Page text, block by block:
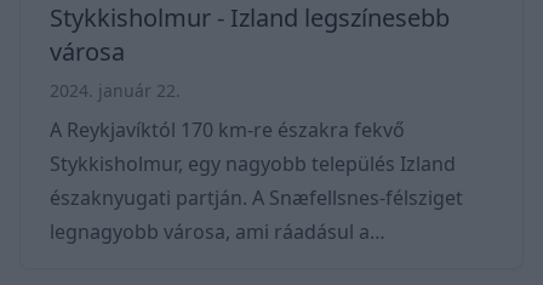
Stykkisholmur - Izland legszínesebb
városa
2024. január 22.
A Reykjavíktól 170 km-re északra fekvő
Stykkisholmur, egy nagyobb település Izland
északnyugati partján. A Snæfellsnes-félsziget
legnagyobb városa, ami ráadásul a